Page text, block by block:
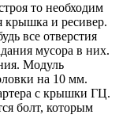
то необходим
крышка и ресивер.
все отверстия
мусора в них.
Модуль
на 10 мм.
с крышки ГЦ.
болт, которым